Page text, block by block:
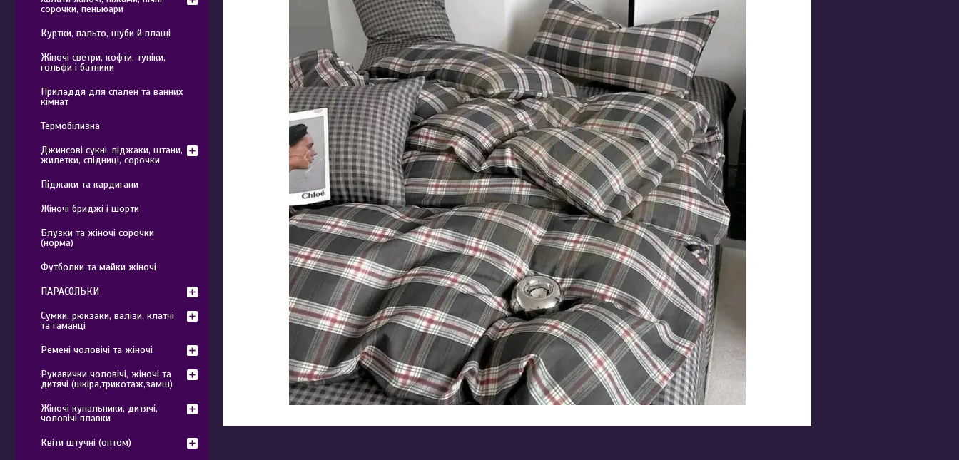
сорочки, пеньюари
Куртки, пальто, шуби й плащі
Жіночі светри, кофти, туніки,
гольфи і батники
Приладдя для спален та ванних
кімнат
Термобілизна
Джинсові сукні, піджаки, штани,
жилетки, спідниці, сорочки
Піджаки та кардигани
Жіночі бриджі і шорти
Блузки та жіночі сорочки
(норма)
Футболки та майки жіночі
ПАРАСОЛЬКИ
Сумки, рюкзаки, валізи, клатчі
та гаманці
Ремені чоловічі та жіночі
Рукавички чоловічі, жіночі та
дитячі (шкіра,трикотаж,замш)
Жіночі купальники, дитячі,
чоловічі плавки
Квіти штучні (оптом)